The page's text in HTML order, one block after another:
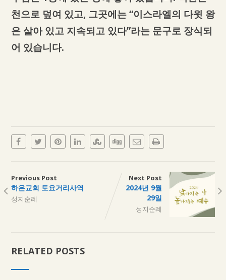
천으로 덮여 있고, 그곳에는 “이스라엘의 다윗 왕
은 살아 있고 지속되고 있다”라는 문구로 장식되
어 있습니다.
Previous Post
하은교회 토요거리사역
성지순례
Next Post
2024년 9월
29일
성지순례
RELATED POSTS